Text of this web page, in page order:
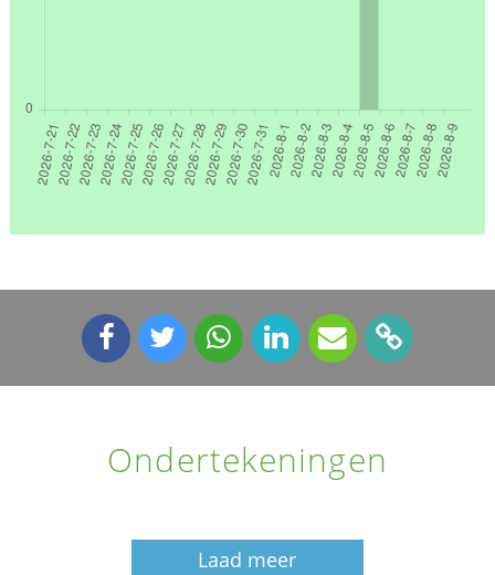
Ondertekeningen
Laad meer